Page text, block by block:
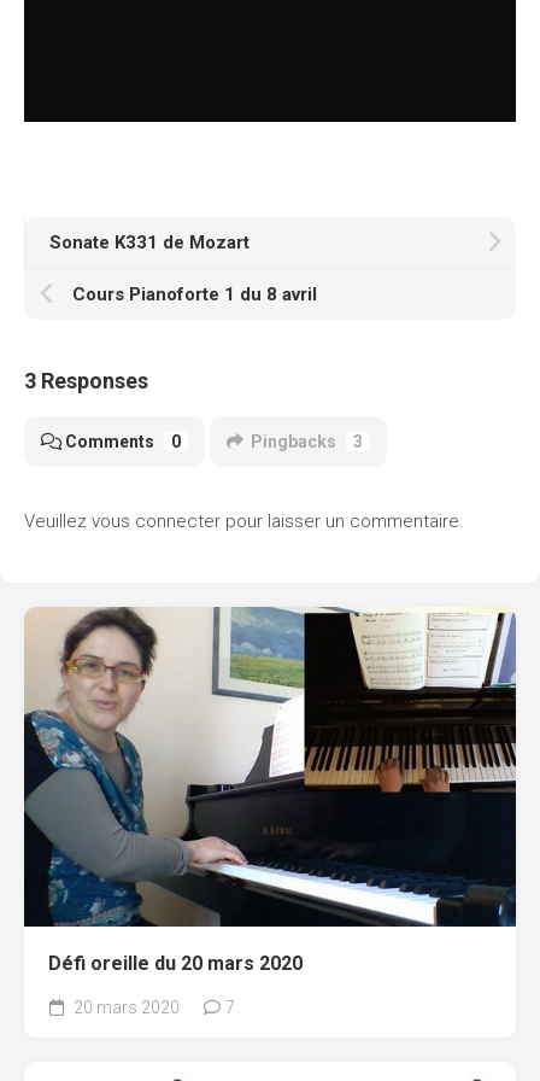
Sonate K331 de Mozart
Cours Pianoforte 1 du 8 avril
3 Responses
Comments 0 Pingbacks 3
Veuillez vous connecter pour laisser un commentaire.
Défi oreille du 20 mars 2020
20 mars 2020 7